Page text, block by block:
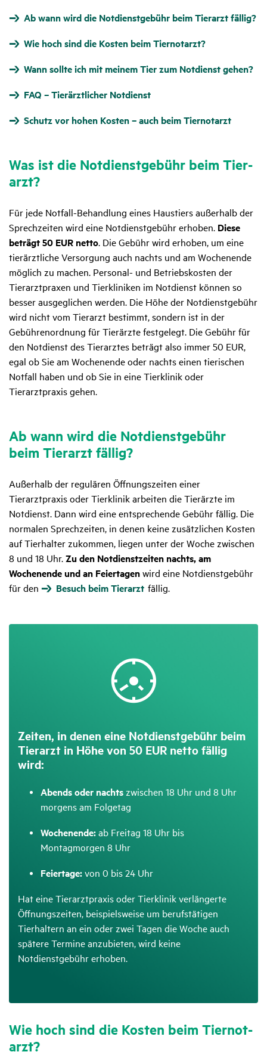
Ab wann wird die Notdienstgebühr beim Tierarzt fällig?
Wie hoch sind die Kosten beim Tiernotarzt?
Wann sollte ich mit meinem Tier zum Notdienst gehen?
FAQ – Tierärztlicher Notdienst
Schutz vor hohen Kosten – auch beim Tiernotarzt
Was ist die Notdienst­ge­bühr beim Tier­
arzt?
Für jede Notfall-Behandlung eines Haustiers außerhalb der
Sprechzeiten wird eine Notdienstgebühr erhoben. Diese
beträgt 50 EUR netto. Die Gebühr wird erhoben, um eine
tierärztliche Versorgung auch nachts und am Wochenende
möglich zu machen. Personal- und Betriebskosten der
Tierarztpraxen und Tierkliniken im Notdienst können so
besser ausgeglichen werden. Die Höhe der Notdienstgebühr
wird nicht vom Tierarzt bestimmt, sondern ist in der
Gebührenordnung für Tierärzte festgelegt. Die Gebühr für
den Notdienst des Tierarztes beträgt also immer 50 EUR,
egal ob Sie am Wochenende oder nachts einen tierischen
Notfall haben und ob Sie in eine Tierklinik oder
Tierarztpraxis gehen.
Ab wann wird die Notdienst­ge­bühr
beim Tier­arzt fällig?
Außerhalb der regulären Öffnungszeiten einer
Tierarztpraxis oder Tierklinik arbeiten die Tierärzte im
Notdienst. Dann wird eine entsprechende Gebühr fällig. Die
normalen Sprechzeiten, in denen keine zusätzlichen Kosten
auf Tierhalter zukommen, liegen unter der Woche zwischen
8 und 18 Uhr.Zu den Notdienstzeiten nachts, am
Wochenende und an Feiertagenwird eine Notdienstgebühr
für den
Besuch beim Tierarzt fällig.
Zeiten, in denen eine Notdienst­ge­bühr beim
Tier­arzt in Höhe von 50 EUR netto fällig
wird:
Abends oder nachtszwischen 18 Uhr und 8 Uhr
morgens am Folgetag
Wochenende:ab Freitag 18 Uhr bis
Montagmorgen 8 Uhr
Feiertage:von 0 bis 24 Uhr
Hat eine Tierarztpraxis oder Tierklinik verlängerte
Öffnungszeiten, beispielsweise um berufstätigen
Tierhaltern an ein oder zwei Tagen die Woche auch
spätere Termine anzubieten, wird keine
Notdienstgebühr erhoben.
Wie hoch sind die Kosten beim Tier­not­
arzt?